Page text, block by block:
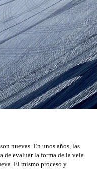
nuevas. En unos años, las
de evaluar la forma de la vela
El mismo proceso y